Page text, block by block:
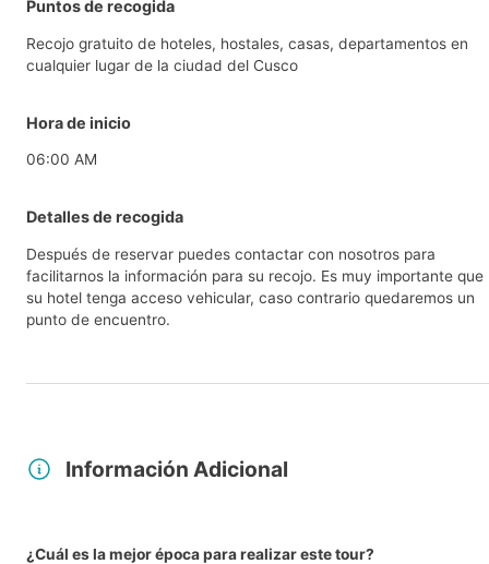
Puntos de recogida
Recojo gratuito de hoteles, hostales, casas, departamentos en
cualquier lugar de la ciudad del Cusco
Hora de inicio
06:00 AM
Detalles de recogida
Después de reservar puedes contactar con nosotros para
facilitarnos la información para su recojo. Es muy importante que
su hotel tenga acceso vehicular, caso contrario quedaremos un
punto de encuentro.
Información Adicional
¿Cuál es la mejor época para realizar este tour?